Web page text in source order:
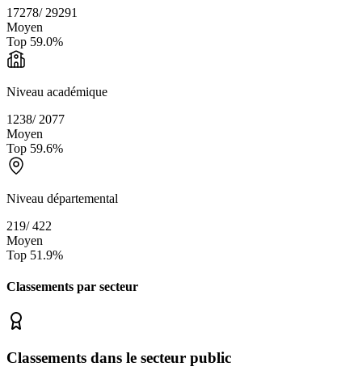
17278/ 29291
Moyen
Top 59.0%
Niveau académique
1238/ 2077
Moyen
Top 59.6%
Niveau départemental
219/422
Moyen
Top 51.9%
Classements par secteur
Classements dans le secteur public